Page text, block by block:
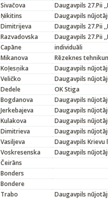
Sivačova
Daugavpils 27.Pii
Ņikitins
Daugavpils
Dimitrijeva
Daugavpils 27.Pii
Razvadovska
Daugavpils 27.Pii
Capāne
individuāli
Mikanova
Rēzeknes
Koļesņika
Daugavpils
Veličko
Daugavpils
Dedele
OK Stiga
Bogdanova
Daugavpils
Jerkebajeva
Daugavpils
Kulakova
Daugavpils
Dimitrieva
Daugavpils
Vasiljeva
Daugavpils Krievu
Voskresenska
Daugavpils
Čeirāns
Bonders
Bondere
Trabo
Daugavpils